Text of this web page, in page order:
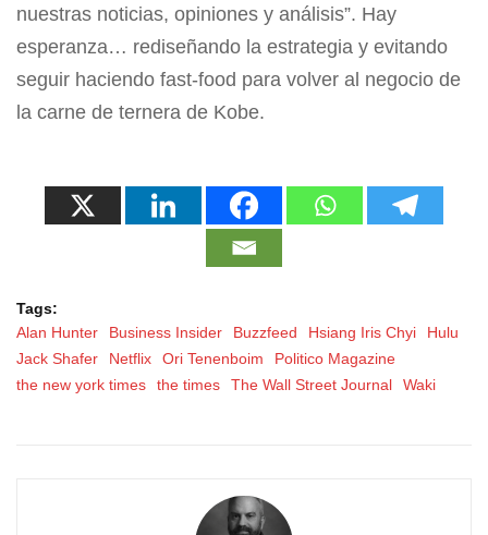
nuestras noticias, opiniones y análisis”. Hay
esperanza… rediseñando la estrategia y evitando
seguir haciendo fast-food para volver al negocio de
la carne de ternera de Kobe.
Tags:
Alan Hunter
Business Insider Buzzfeed Hsiang Iris Chyi
Hulu
Jack Shafer
Netflix Ori Tenenboim
Politico Magazine
the new york times
the times The Wall Street Journal Waki